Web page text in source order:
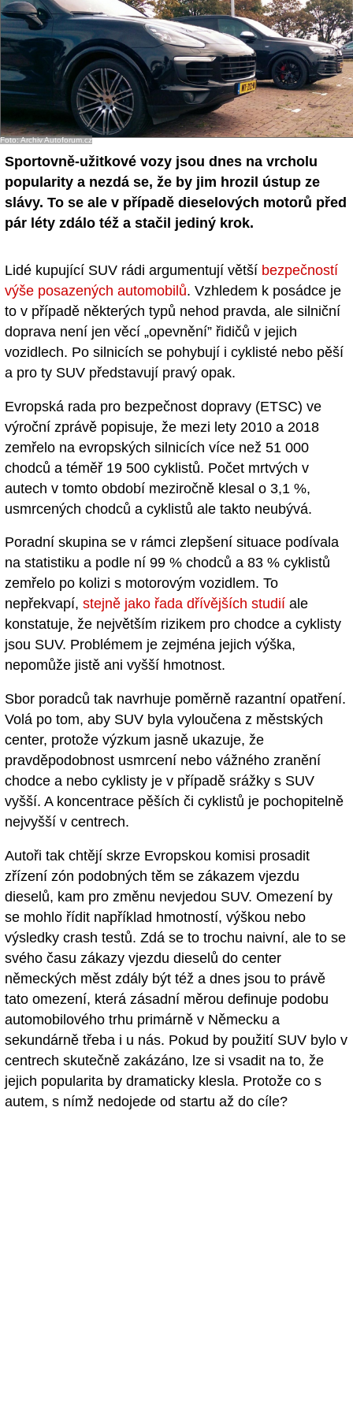
- Ostatní
Diskuzní fórum
Sledujte nás!
Foto: Archiv Autoforum.cz
Sportovně-užitkové vozy jsou dnes na vrcholu
popularity a nezdá se, že by jim hrozil ústup ze
slávy. To se ale v případě dieselových motorů před
pár léty zdálo též a stačil jediný krok.
Lidé kupující SUV rádi argumentují větší bezpečností
výše posazených automobilů. Vzhledem k posádce je
to v případě některých typů nehod pravda, ale silniční
doprava není jen věcí „opevnění” řidičů v jejich
vozidlech. Po silnicích se pohybují i cyklisté nebo pěší
a pro ty SUV představují pravý opak.
Evropská rada pro bezpečnost dopravy (ETSC) ve
výroční zprávě popisuje, že mezi lety 2010 a 2018
zemřelo na evropských silnicích více než 51 000
chodců a téměř 19 500 cyklistů. Počet mrtvých v
autech v tomto období meziročně klesal o 3,1 %,
usmrcených chodců a cyklistů ale takto neubývá.
Poradní skupina se v rámci zlepšení situace podívala
na statistiku a podle ní 99 % chodců a 83 % cyklistů
zemřelo po kolizi s motorovým vozidlem. To
nepřekvapí, stejně jako řada dřívějších studií ale
konstatuje, že největším rizikem pro chodce a cyklisty
jsou SUV. Problémem je zejména jejich výška,
nepomůže jistě ani vyšší hmotnost.
Sbor poradců tak navrhuje poměrně razantní opatření.
Volá po tom, aby SUV byla vyloučena z městských
center, protože výzkum jasně ukazuje, že
pravděpodobnost usmrcení nebo vážného zranění
chodce a nebo cyklisty je v případě srážky s SUV
vyšší. A koncentrace pěších či cyklistů je pochopitelně
nejvyšší v centrech.
Autoři tak chtějí skrze Evropskou komisi prosadit
zřízení zón podobných těm se zákazem vjezdu
dieselů, kam pro změnu nevjedou SUV. Omezení by
se mohlo řídit například hmotností, výškou nebo
výsledky crash testů. Zdá se to trochu naivní, ale to se
svého času zákazy vjezdu dieselů do center
německých měst zdály být též a dnes jsou to právě
tato omezení, která zásadní měrou definuje podobu
automobilového trhu primárně v Německu a
sekundárně třeba i u nás. Pokud by použití SUV bylo v
centrech skutečně zakázáno, lze si vsadit na to, že
jejich popularita by dramaticky klesla. Protože co s
autem, s nímž nedojede od startu až do cíle?